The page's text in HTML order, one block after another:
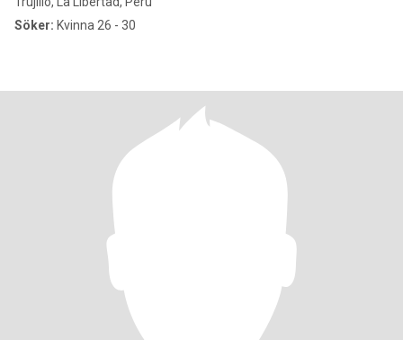
Söker: Kvinna 26 - 30